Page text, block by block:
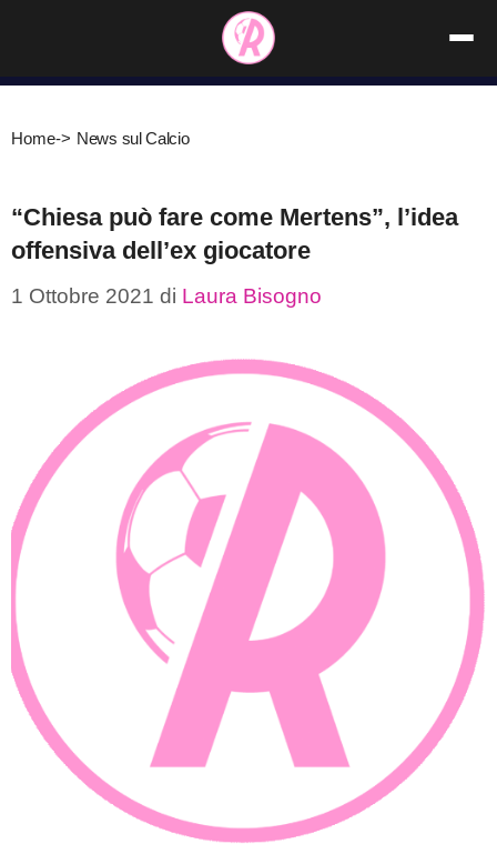
contenuto
Home-> News sul Calcio
“Chiesa può fare come Mertens”, l’idea
offensiva dell’ex giocatore
1 Ottobre 2021 di Laura Bisogno